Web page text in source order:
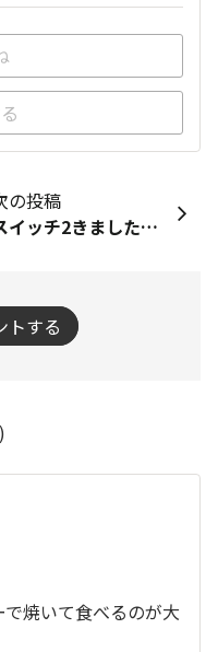
の投稿
スイッチ2きました！！！ マリオカートやっぱ楽しいー！！😆 ノコノコ🐢最強💪 私の周りでも当たった人はまだ少ないですね🤔
トする
焼いて食べるのが大